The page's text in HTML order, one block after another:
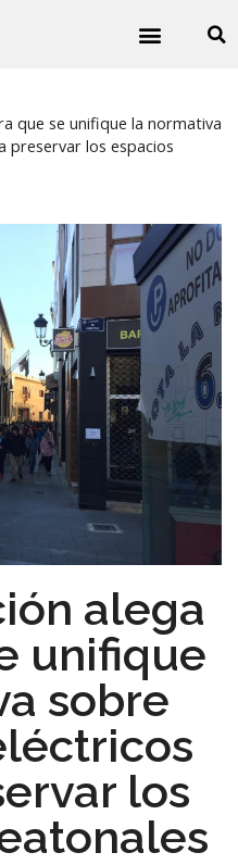
que se unifique la normativa
preservar los espacios
alega
unifique
sobre
los